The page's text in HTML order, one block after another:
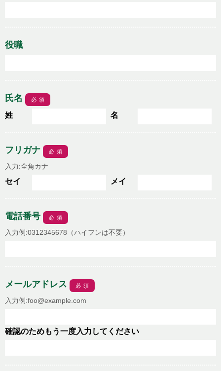
役職
氏名 必須
姓 名
フリガナ 必須
入力:全角カナ
セイ メイ
電話番号 必須
入力例:0312345678（ハイフンは不要）
メールアドレス 必須
入力例:foo@example.com
確認のためもう一度入力してください